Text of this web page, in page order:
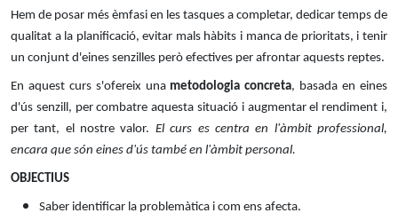
Hem de posar més èmfasi en les tasques a completar, dedicar temps de
qualitat a la planificació, evitar mals hàbits i manca de prioritats, i tenir
un conjunt d'eines senzilles però efectives per afrontar aquests reptes.
En aquest curs s'ofereix una metodologia concreta, basada en eines
d'ús senzill, per combatre aquesta situació i augmentar el rendiment i,
per tant, el nostre valor. El curs es centra en l'àmbit professional,
encara que són eines d'ús també en l'àmbit personal.
OBJECTIUS
Saber identificar la problemàtica i com ens afecta.